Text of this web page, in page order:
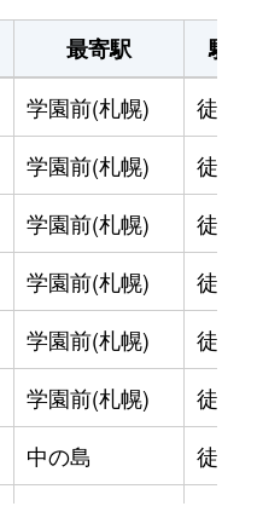
最寄駅
駅
学園前(札幌)
徒歩
学園前(札幌)
徒歩
学園前(札幌)
徒歩
学園前(札幌)
徒歩
学園前(札幌)
徒歩
学園前(札幌)
徒歩
中の島
徒歩